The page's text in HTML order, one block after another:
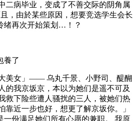
二病毕业，变成了不善交际的阴角属
，由於某些原因，想要竞选学生会长
绪再次开始策划…！？
養了
美女」—— 乌丸千景、小野司、醍醐
的我京坂京，本以为她们是遥不可及
下险些遭人骚扰的三人，被她们热
靠近一步也好，想更了解京坂你。」
一份满足她们所有心愿的兼职。 我原